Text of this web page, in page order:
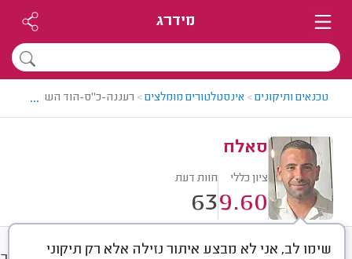
מידרג
טכנאים ותיקונים> אינסטלטורים מומלצים> רעננה-כ"ס-הוד השרון >
...
סאלח
ציון כללי
9.60
חוות דעת
63
שימו לב, אני לא מבצע איתור נזילה אלא רק תיקוני